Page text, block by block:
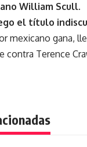
William Scull.
el título
mexicano gana,
contra Terence